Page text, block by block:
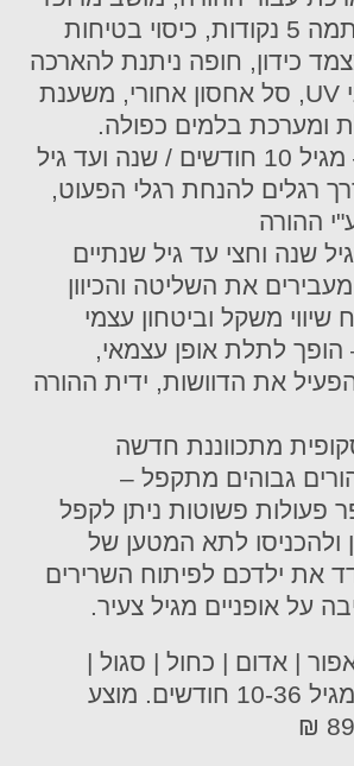
עם גב גבוה, רתמה 5 נקודות, כיסוי בטיחות
כידון, חופה ניתנת להארכה
עם הגנה מקרני UV, סל אחסון אחורי, משענת
ומערכת בלמים כפולה.
* שלב ראשון – מגיל 10 חודשים / שנה ועד גיל
רגלים להנחת רגלי הפעוט,
ההורה
שנה וחצי עד גיל שנתיים
את השליטה והכיוון
משקל וביטחון עצמי
לתלת אופן עצמאי,
את הדוושות, ידית ההורה
מתכווננת חדשה
גבוהים מתקפל –
פעולות פשוטות ניתן לקפל
לתא המטען של
את ילדכם לפיתוח השרירים
על אופניים מגיל צעיר.
| אדום | כחול | סגול |
שחור. מתאים מגיל 10-36 חודשים. מוצע